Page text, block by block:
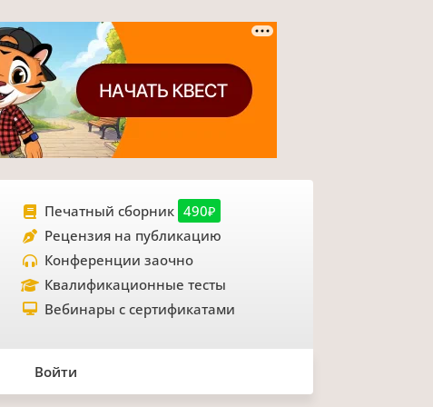
Печатный сборник 490₽
Рецензия на публикацию
Конференции заочно
Квалификационные тесты
Вебинары с сертификатами
Войти